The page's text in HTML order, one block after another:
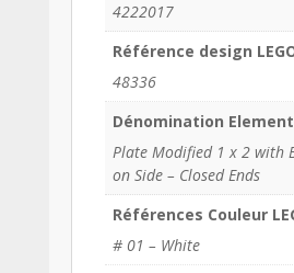
4222017
Référence design
48336
Dénomination Element
Plate Modified 1 x 2 with
on Side – Closed Ends
Références Couleur
# 01 – White